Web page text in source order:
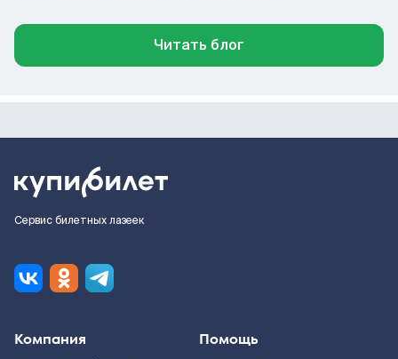
Читать блог
Сервис билетных лазеек
Компания Помощь